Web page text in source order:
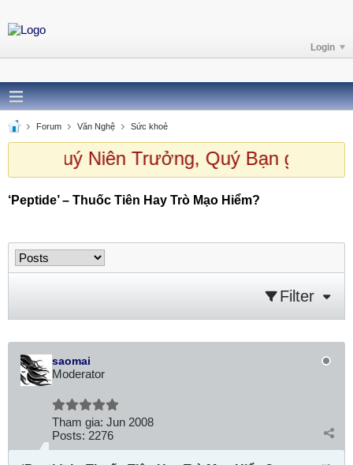
Login
Forum Văn Nghệ Sức khoẻ
Quý Niên Trưởng, Quý Bạn ghé
‘Peptide’ – Thuốc Tiên Hay Trò Mạo Hiểm?
Filter
saomai
Moderator
Tham gia: Jun 2008
Posts: 2276